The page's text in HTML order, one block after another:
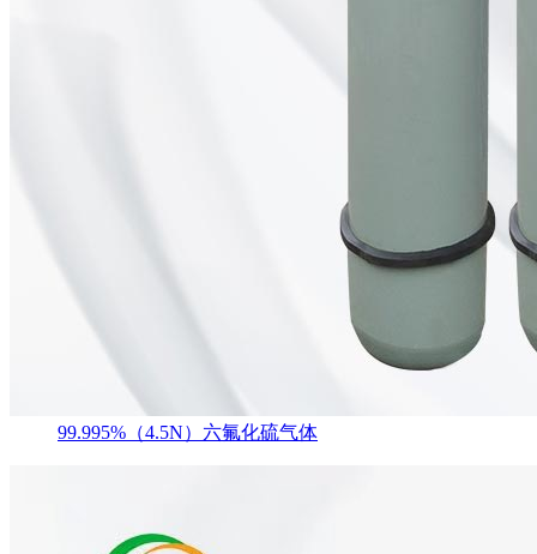
99.995%（4.5N）六氟化硫气体